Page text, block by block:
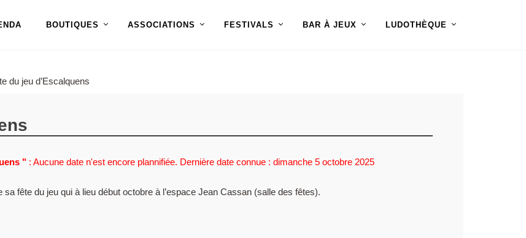
BOUTIQUES ASSOCIATIONS FESTIVALS BAR À JEUX LUDOTHÈQUE
du jeu d’Escalquens
" : Aucune date n'est encore plannifiée. Dernière date connue : dimanche 5 octobre 2025
fête du jeu qui à lieu début octobre à l’espace Jean Cassan (salle des fêtes).